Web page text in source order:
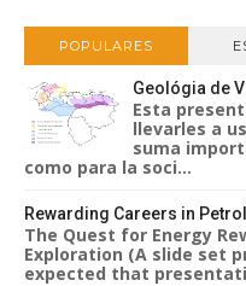
POPULARES
Geológia de
Esta
llevarles a
suma
como para la soci...
Rewarding Careers in
The Quest for Energy
Exploration (A slide set
expected that